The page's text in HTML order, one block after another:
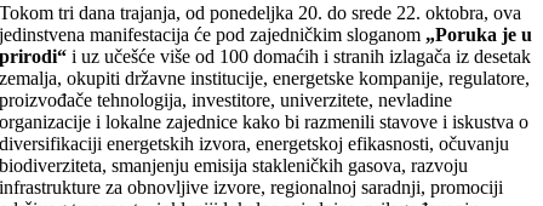
Tokom tri dana trajanja, od ponedeljka 20. do srede 22. oktobra, ova
jedinstvena manifestacija će pod zajedničkim sloganom „Poruka je u
prirodi“ i uz učešće više od 100 domaćih i stranih izlagača iz desetak
zemalja, okupiti državne institucije, energetske kompanije, regulatore,
proizvođače tehnologija, investitore, univerzitete, nevladine
organizacije i lokalne zajednice kako bi razmenili stavove i iskustva o
diversifikaciji energetskih izvora, energetskoj efikasnosti, očuvanju
biodiverziteta, smanjenju emisija stakleničkih gasova, razvoju
infrastrukture za obnovljive izvore, regionalnoj saradnji, promociji